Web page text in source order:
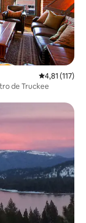
4,81 de uma
4,81 (117)
de Truckee